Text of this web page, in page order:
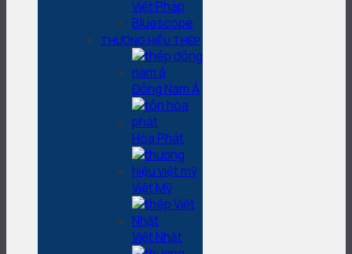
Việt Pháp
Bluescope
THƯƠNG HIỆU THÉP
Đông Nam Á
Hòa Phát
Việt Mỹ
Việt Nhật